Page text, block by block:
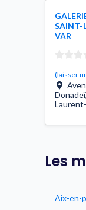
SAINT-
VAR
(laisser
Donadeï,
Les
Aix-en-